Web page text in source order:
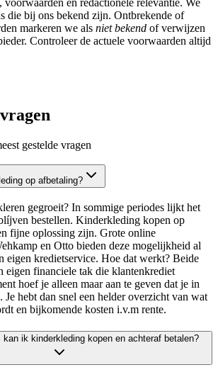
die bij ons bekend zijn. Ontbrekende of
markeren we als niet bekend of verwijzen
Controleer de actuele voorwaarden altijd
gestelde vragen
op afbetaling?
gegroeit? In sommige periodes lijkt het
bestellen. Kinderkleding kopen op
fijne oplossing zijn. Grote online
en Otto bieden deze mogelijkheid al
eigen kredietservice. Hoe dat werkt? Beide
eigen financiele tak die klantenkrediet
hoef je alleen maar aan te geven dat je in
hebt dan snel een helder overzicht van wat
en bijkomende kosten i.v.m rente.
kan ik kinderkleding kopen en achteraf betalen?